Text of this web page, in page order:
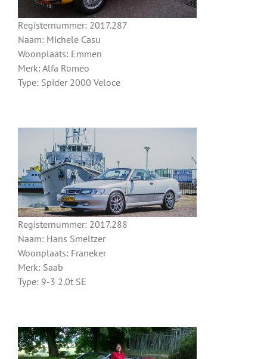
Registernummer: 2017.287
Naam: Michele Casu
Woonplaats: Emmen
Merk: Alfa Romeo
Type: Spider 2000 Veloce
Registernummer: 2017.288
Naam: Hans Smeltzer
Woonplaats: Franeker
Merk: Saab
Type: 9-3 2.0t SE